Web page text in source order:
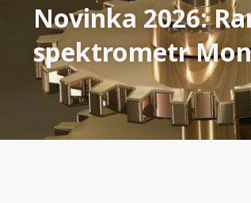
Novinka 2026:
spektrometr